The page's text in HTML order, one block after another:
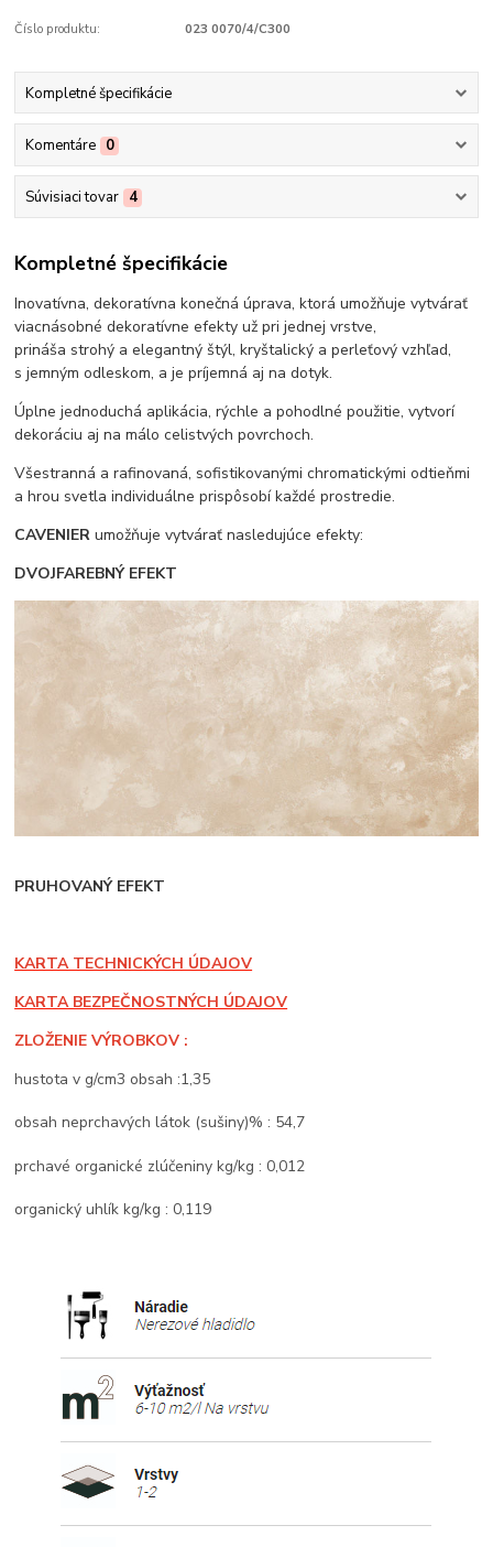
Číslo produktu: 023 0070/4/C300
Kompletné špecifikácie
Komentáre 0
Súvisiaci tovar 4
Kompletné špecifikácie
Inovatívna, dekoratívna konečná úprava, ktorá umožňuje vytvárať
viacnásobné dekoratívne efekty už pri jednej vrstve,
prináša strohý a elegantný štýl, kryštalický a perleťový vzhľad,
s jemným odleskom, a je príjemná aj na dotyk.
Úplne jednoduchá aplikácia, rýchle a pohodlné použitie, vytvorí
dekoráciu aj na málo celistvých povrchoch.
Všestranná a rafinovaná, sofistikovanými chromatickými odtieňmi
a hrou svetla individuálne prispôsobí každé prostredie.
CAVENIER umožňuje vytvárať nasledujúce efekty:
DVOJFAREBNÝ EFEKT
PRUHOVANÝ EFEKT
KARTA TECHNICKÝCH ÚDAJOV
KARTA BEZPEČNOSTNÝCH ÚDAJOV
ZLOŽENIE VÝROBKOV :
hustota v g/cm3 obsah :1,35
obsah neprchavých látok (sušiny)% : 54,7
prchavé organické zlúčeniny kg/kg : 0,012
organický uhlík kg/kg : 0,119